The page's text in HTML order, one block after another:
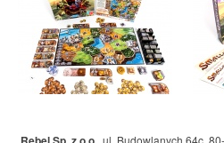
ul. Budowlanych 64c,